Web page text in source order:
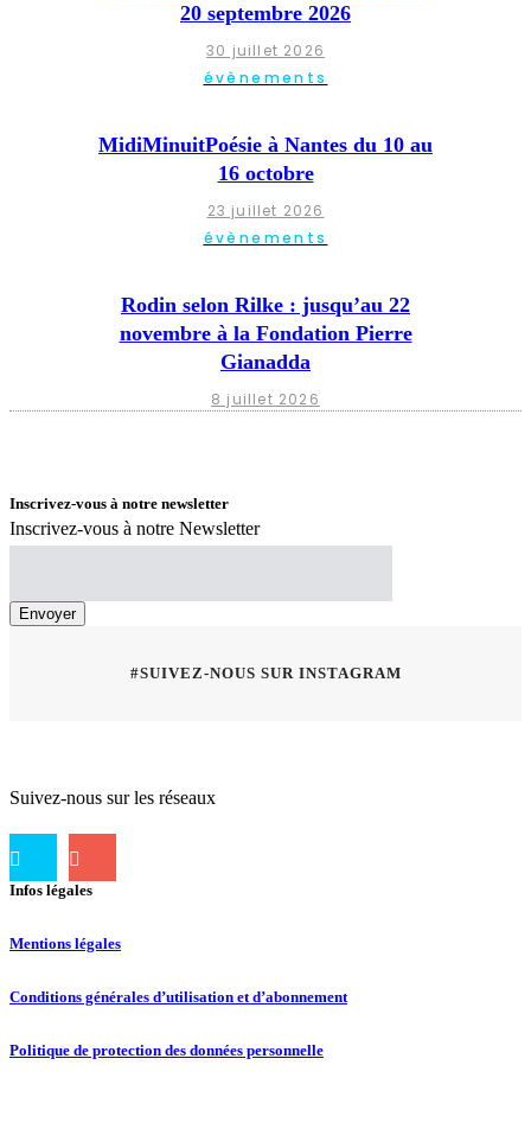
20 septembre 2026
30 juillet 2026
évènements
MidiMinuitPoésie à Nantes du 10 au
16 octobre
23 juillet 2026
évènements
Rodin selon Rilke : jusqu’au 22
novembre à la Fondation Pierre
Gianadda
8 juillet 2026
Inscrivez-vous à notre newsletter
Inscrivez-vous à notre Newsletter
#SUIVEZ-NOUS SUR INSTAGRAM
Suivez-nous sur les réseaux
Infos légales
Mentions légales
Conditions générales d’utilisation et d’abonnement
Politique de protection des données personnelle